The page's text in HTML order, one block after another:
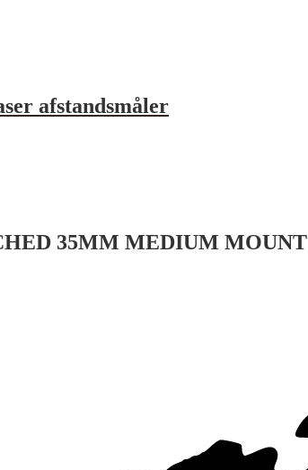
afstandsmåler
35MM MEDIUM MOUNT